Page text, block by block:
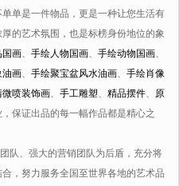
单是一件物品，更是一种让您生活有
的艺术氛围，也是标榜身份地位的象
国画 手绘人物国画 手绘动物国画
油画 手绘聚宝盆风水油画
手绘肖像
微喷装饰画 手工雕塑 精品摆件
原
保证出品的每一幅作品都是精心之
、强大的营销团队为后盾，充分将
，努力服务全国至世界各地的艺术品